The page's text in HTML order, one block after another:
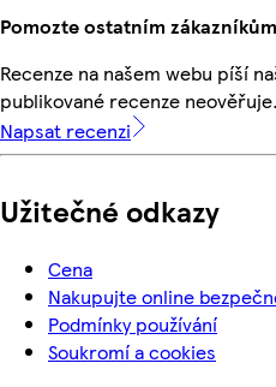
Pomozte ostatním zákazníkům
Recenze na našem webu píší
publikované recenze neověřuje.
Napsat recenzi
Užitečné odkazy
Cena
Nakupujte online
Podmínky používání
Soukromí a cookies